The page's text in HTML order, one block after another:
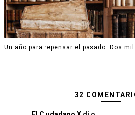
Un año para repensar el pasado: Dos
32